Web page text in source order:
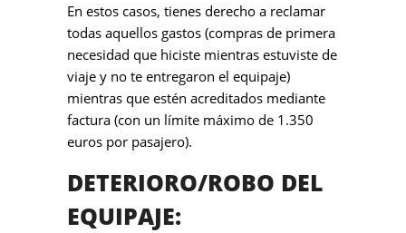
En estos casos, tienes derecho a reclamar
todas aquellos gastos (compras de primera
necesidad que hiciste mientras estuviste de
viaje y no te entregaron el equipaje)
mientras que estén acreditados mediante
factura (con un límite máximo de 1.350
euros por pasajero).
DETERIORO/ROBO DEL
EQUIPAJE: